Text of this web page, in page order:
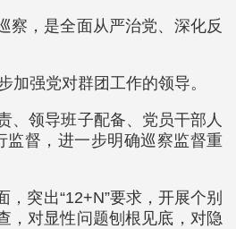
察，是全面从严治党、深化反
强党对群团工作的领导。
、领导班子配备、党员干部人
督，进一步明确巡察监督重
突出“12+N”要求，开展个别
，对显性问题刨根见底，对隐